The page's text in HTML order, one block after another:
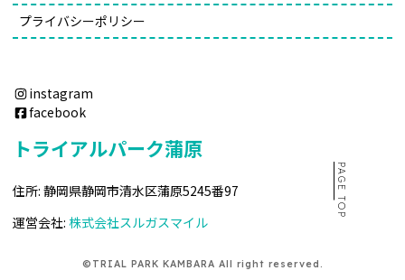
プライバシーポリシー
instagram
facebook
トライアルパーク蒲原
住所: 静岡県静岡市清水区蒲原5245番97
運営会社: 株式会社スルガスマイル
PAGE TOP
©TRIAL PARK KAMBARA All right reserved.